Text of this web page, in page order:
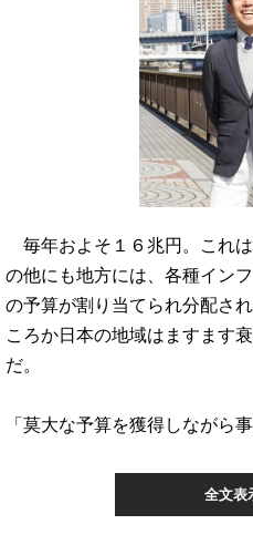
毎年およそ１６兆円。これ
の他にも地方には、各種イン
の予算が割り当てられ分配さ
ころか日本の地域はますます
だ。
「莫大な予算を獲得しながら
全文表